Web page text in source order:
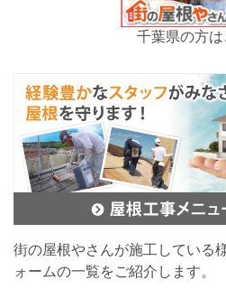
千葉県の方は
街の屋根やさんが施工している
ォームの一覧をご紹介します。